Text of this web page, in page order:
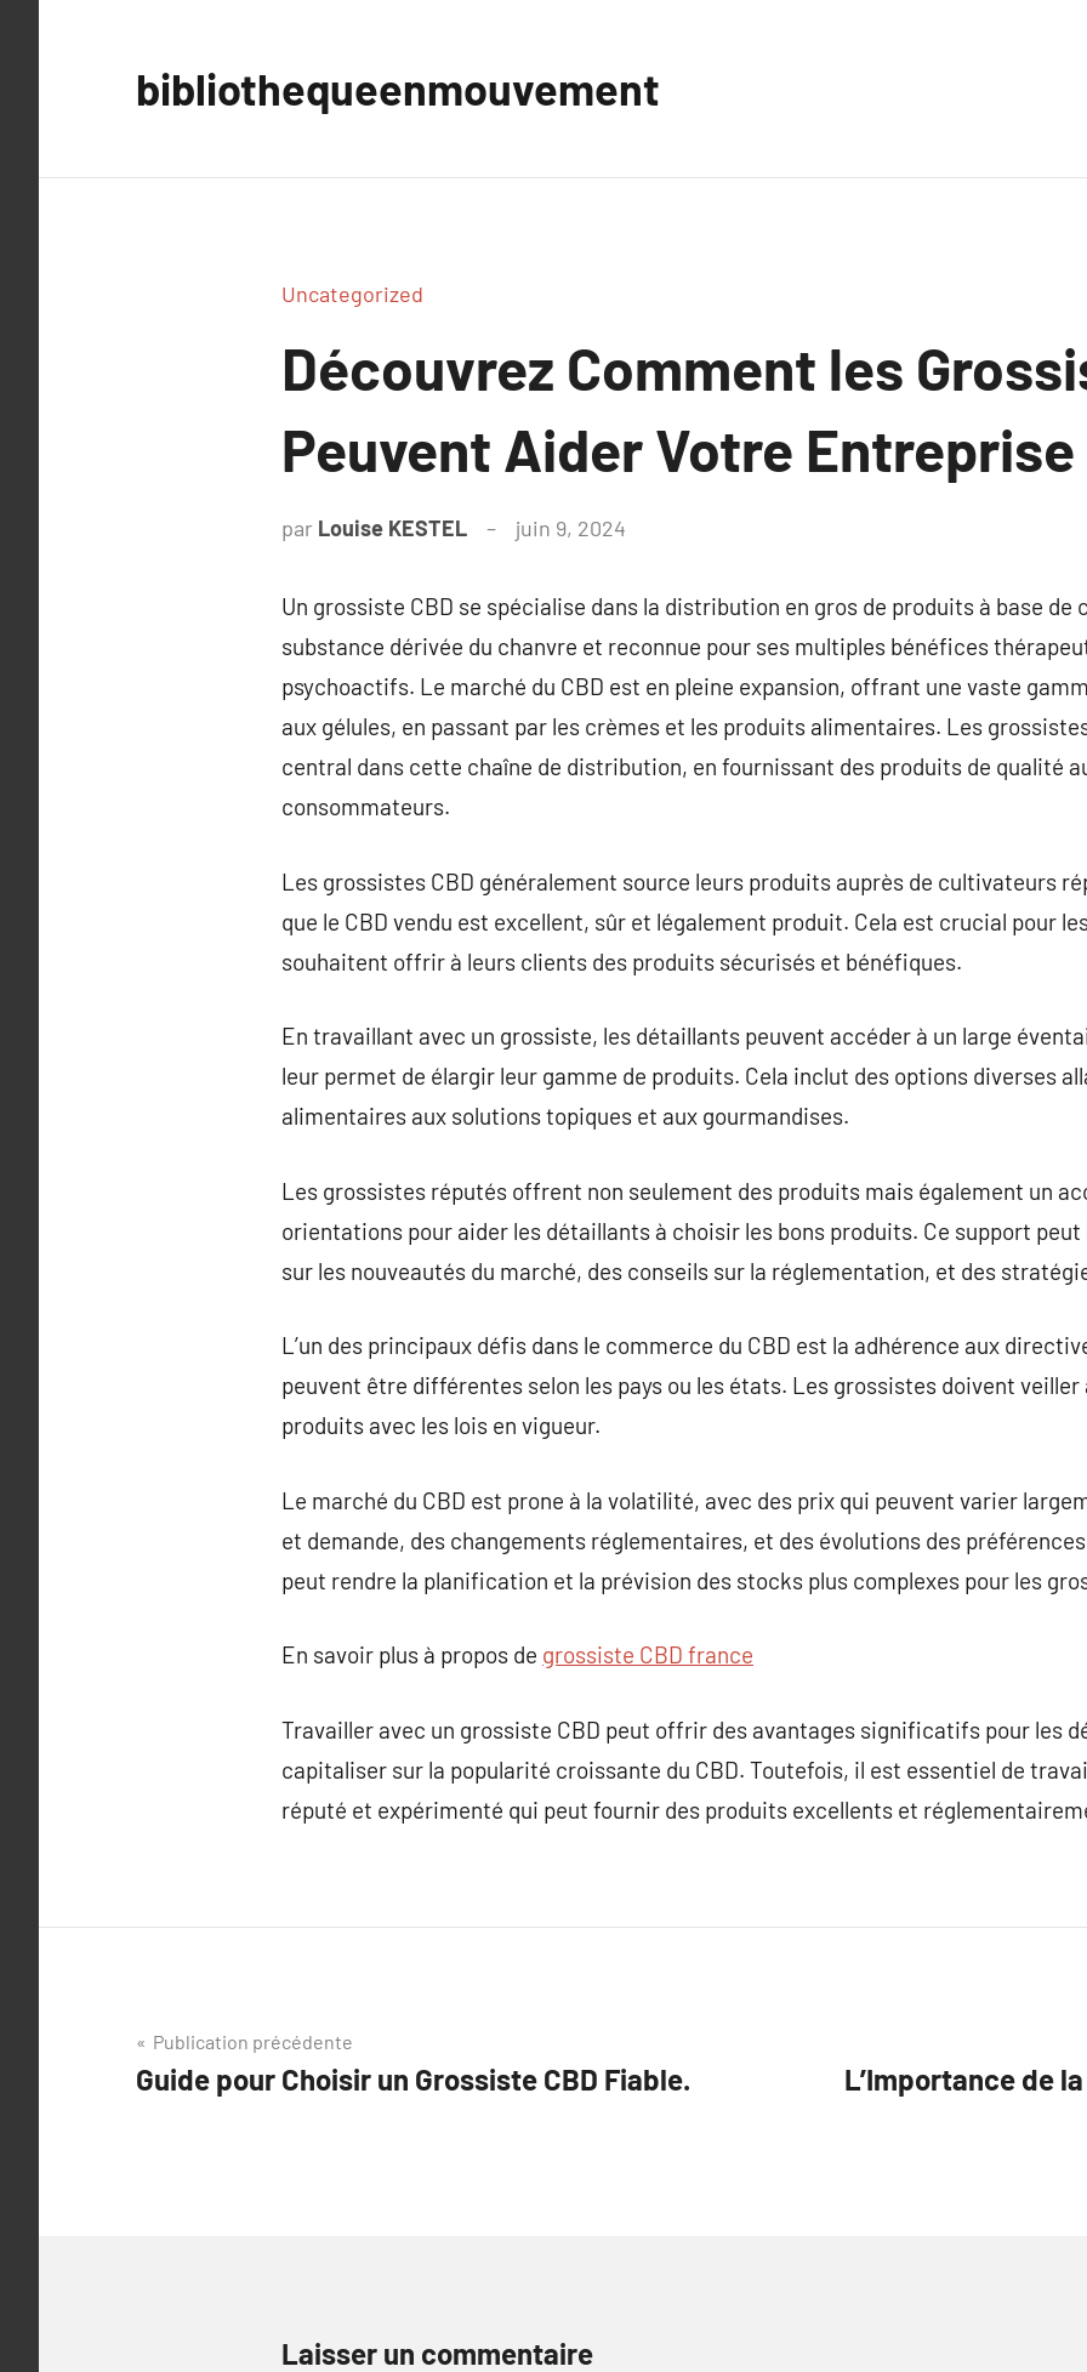
bibliothequeenmouvement
Uncategorized
Découvrez Comment les
Peuvent Aider Votre Entreprise
par Louise KESTEL juin 9, 2024
Un grossiste CBD se spécialise dans la distribution en gros de produits à base de
substance dérivée du chanvre et reconnue pour ses multiples bénéfices
psychoactifs. Le marché du CBD est en pleine expansion, offrant une vaste
aux gélules, en passant par les crèmes et les produits alimentaires. Les
central dans cette chaîne de distribution, en fournissant des produits de qualité
consommateurs.
Les grossistes CBD généralement source leurs produits auprès de cultivateurs
que le CBD vendu est excellent, sûr et légalement produit. Cela est crucial pour
souhaitent offrir à leurs clients des produits sécurisés et bénéfiques.
En travaillant avec un grossiste, les détaillants peuvent accéder à un large
leur permet de élargir leur gamme de produits. Cela inclut des options diverses
alimentaires aux solutions topiques et aux gourmandises.
Les grossistes réputés offrent non seulement des produits mais également un
orientations pour aider les détaillants à choisir les bons produits. Ce support
sur les nouveautés du marché, des conseils sur la réglementation, et des
L’un des principaux défis dans le commerce du CBD est la adhérence aux
peuvent être différentes selon les pays ou les états. Les grossistes doivent
produits avec les lois en vigueur.
Le marché du CBD est prone à la volatilité, avec des prix qui peuvent varier
et demande, des changements réglementaires, et des évolutions des
peut rendre la planification et la prévision des stocks plus complexes pour les
En savoir plus à propos de grossiste CBD france
Travailler avec un grossiste CBD peut offrir des avantages significatifs pour les
capitaliser sur la popularité croissante du CBD. Toutefois, il est essentiel de
réputé et expérimenté qui peut fournir des produits excellents et
Navigation
de
Publication précédente
Guide pour Choisir un Grossiste CBD Fiable.
L’Importance de
Laisser un commentaire